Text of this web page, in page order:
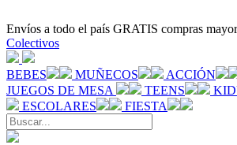
Envíos a todo el país GRATIS compras
Colectivos
BEBES MUÑECOS ACCIÓN
JUEGOS DE MESA
TEENS
ESCOLARES
FIESTA